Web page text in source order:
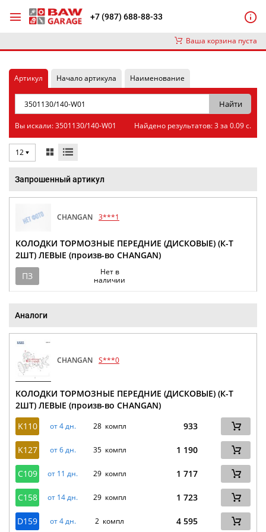
+7 (987) 688-88-33
Ваша корзина пуста
Артикул Начало артикула Наименование
Вы искали: 3501130/140-W01 Найдено результатов: 3 за 0.09 с.
12
Запрошенный артикул
CHANGAN 3***1
КОЛОДКИ ТОРМОЗНЫЕ ПЕРЕДНИЕ (ДИСКОВЫЕ) (К-Т
2ШТ) ЛЕВЫЕ (произв-во CHANGAN)
ПЗ
Нет в
наличии
Аналоги
CHANGAN S***0
КОЛОДКИ ТОРМОЗНЫЕ ПЕРЕДНИЕ (ДИСКОВЫЕ) (К-Т
2ШТ) ЛЕВЫЕ (произв-во CHANGAN)
K110
от 4 дн. 28 компл 933
K127 от 6 дн. 35 компл 1 190
C109 от 11 дн. 29 компл 1 717
C158 от 14 дн. 29 компл 1 723
D159 от 4 дн. 2 компл 4 595